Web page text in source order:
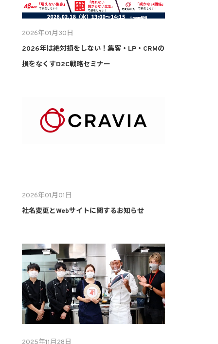
2026年01月30日
2026年は絶対損をしない！集客・LP・CRMの
損をなくすD2C戦略セミナー
2026年01月01日
社名変更とWebサイトに関するお知らせ
2025年11月28日